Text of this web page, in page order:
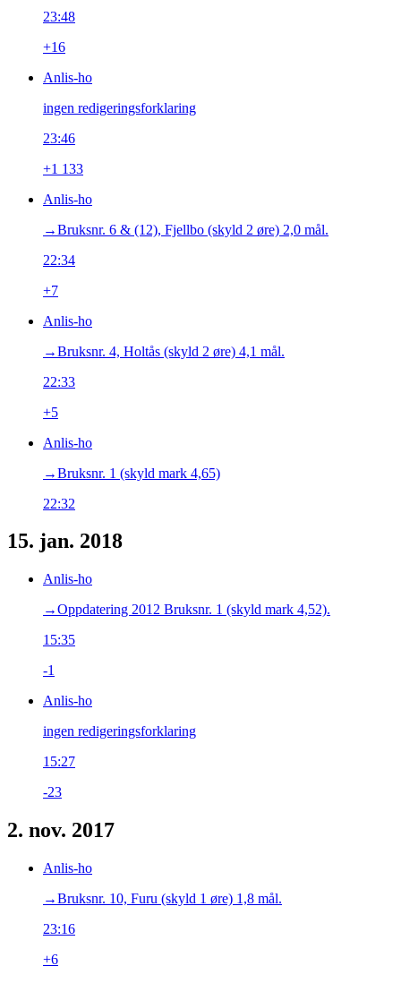
23:48
+16
Anlis-ho
ingen redigeringsforklaring
23:46
+1 133
Anlis-ho
→‎Bruksnr. 6 & (12), Fjellbo (skyld 2 øre) 2,0 mål.
22:34
+7
Anlis-ho
→‎Bruksnr. 4, Holtås (skyld 2 øre) 4,1 mål.
22:33
+5
Anlis-ho
→‎Bruksnr. 1 (skyld mark 4,65)
22:32
15. jan. 2018
Anlis-ho
→‎Oppdatering 2012 Bruksnr. 1 (skyld mark 4,52).
15:35
-1
Anlis-ho
ingen redigeringsforklaring
15:27
-23
2. nov. 2017
Anlis-ho
→‎Bruksnr. 10, Furu (skyld 1 øre) 1,8 mål.
23:16
+6